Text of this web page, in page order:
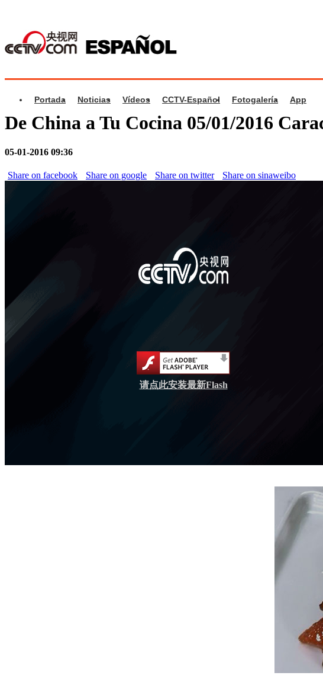
Portada Noticias Vídeos CCTV-Español Fotogalería App
De China a Tu Cocina 05/01/2016
05-01-2016 09:36
Share on facebook Share on google Share on twitter Share on sinaweibo
请点此安装最新Flash